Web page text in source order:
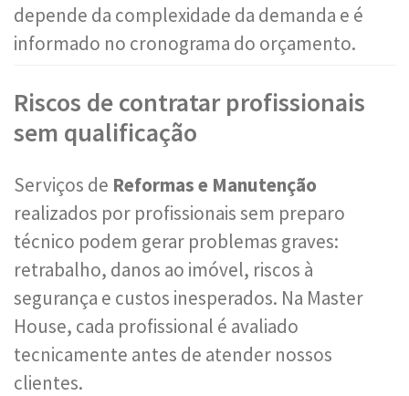
depende da complexidade da demanda e é
informado no cronograma do orçamento.
Riscos de contratar profissionais
sem qualificação
Serviços de Reformas e Manutenção
realizados por profissionais sem preparo
técnico podem gerar problemas graves:
retrabalho, danos ao imóvel, riscos à
segurança e custos inesperados. Na Master
House, cada profissional é avaliado
tecnicamente antes de atender nossos
clientes.